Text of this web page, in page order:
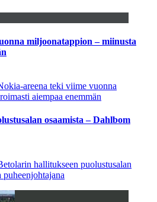
miljoonatappion – miinusta
areena teki viime vuonna
aiempaa enemmän
osaamista – Dahlbom
hallitukseen puolustusalan